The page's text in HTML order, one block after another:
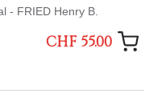
- FRIED Henry B.
CHF 55.00